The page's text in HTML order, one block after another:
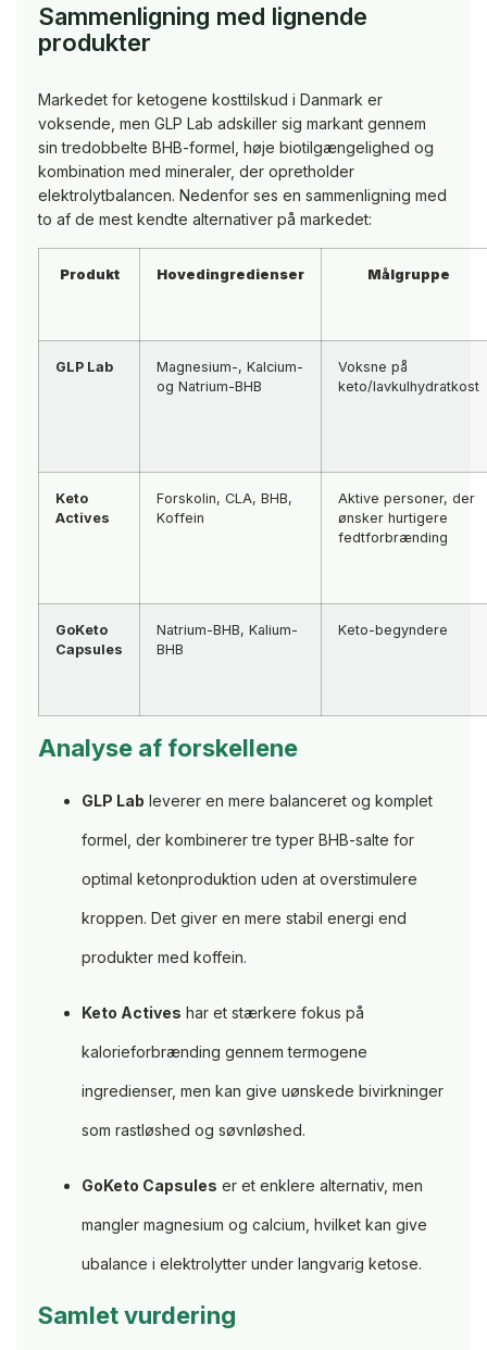
Sammenligning med lignende
produkter
Markedet for ketogene kosttilskud i Danmark er
voksende, men GLP Lab adskiller sig markant gennem
sin tredobbelte BHB-formel, høje biotilgængelighed og
kombination med mineraler, der opretholder
elektrolytbalancen. Nedenfor ses en sammenligning med
to af de mest kendte alternativer på markedet:
Produkt Hovedingredienser Målgruppe
GLP Lab
Magnesium-, Kalcium-
og Natrium-BHB
Voksne på
keto/lavkulhydratkost
Keto
Actives
Forskolin, CLA, BHB,
Koffein
Aktive personer, der
ønsker hurtigere
fedtforbrænding
GoKeto
Capsules
Natrium-BHB, Kalium-
BHB
Keto-begyndere
Analyse af forskellene
GLP Lab leverer en mere balanceret og komplet
formel, der kombinerer tre typer BHB-salte for
optimal ketonproduktion uden at overstimulere
kroppen. Det giver en mere stabil energi end
produkter med koffein.
Keto Actives har et stærkere fokus på
kalorieforbrænding gennem termogene
ingredienser, men kan give uønskede bivirkninger
som rastløshed og søvnløshed.
GoKeto Capsules er et enklere alternativ, men
mangler magnesium og calcium, hvilket kan give
ubalance i elektrolytter under langvarig ketose.
Samlet vurdering